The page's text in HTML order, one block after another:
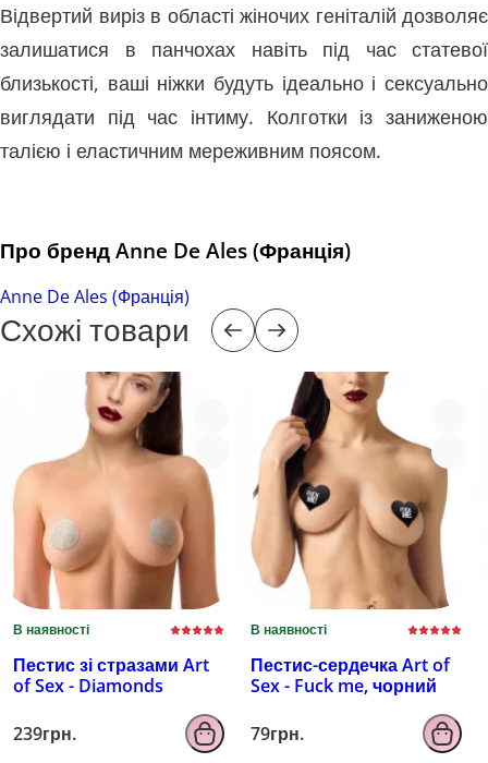
Відвертий виріз в області жіночих геніталій дозволяє
залишатися в панчохах навіть під час статевої
близькості, ваші ніжки будуть ідеально і сексуально
виглядати під час інтиму. Колготки із заниженою
талією і еластичним мереживним поясом.
Про бренд Anne De Ales (Франція)
Anne De Ales (Франція)
Схожі товари
В наявності
Пестис зі стразами Art
of Sex - Diamonds
239грн.
В наявності
Пестис-сердечка Art of
Sex - Fuck me, чорний
79грн.